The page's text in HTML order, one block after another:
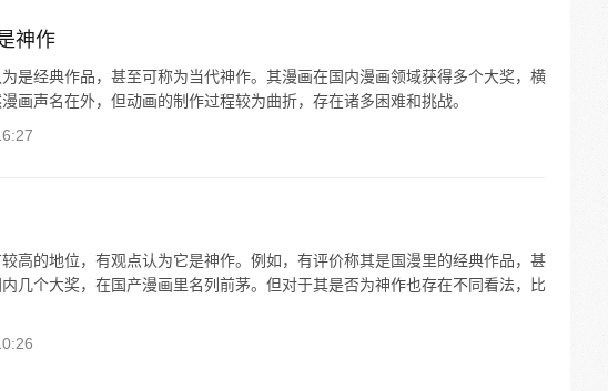
神作
为是经典作品，甚至可称为当代神作。其漫画在国内漫画领域获得多个大奖，横
画声名在外，但动画的制作过程较为曲折，存在诸多困难和挑战。
较高的地位，有观点认为它是神作。例如，有评价称其是国漫里的经典作品，甚
几个大奖，在国产漫画里名列前茅。但对于其是否为神作也存在不同看法，比